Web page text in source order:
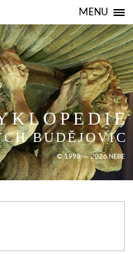
MENU
BUDĚJOVIC
© 1998 — 2026 NEBE